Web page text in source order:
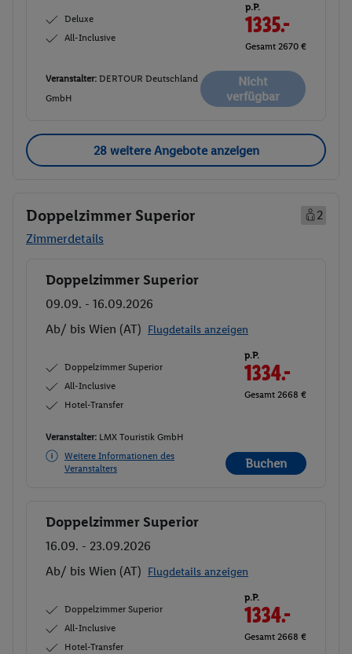
Deluxe
All-Inclusive
p.P.
1335.-
Gesamt 2670 €
Veranstalter: DERTOUR Deutschland
GmbH
Nicht
verfügbar
28 weitere Angebote anzeigen
Doppelzimmer Superior
2
Zimmerdetails
Buchen
Doppelzimmer Superior
09.09. - 16.09.2026
Ab/ bis Wien (AT) Flugdetails anzeigen
Doppelzimmer Superior
All-Inclusive
Hotel-Transfer
p.P.
1334.-
Gesamt 2668 €
Veranstalter: LMX Touristik GmbH
Weitere Informationen des
Veranstalters
Buchen
Buchen
Doppelzimmer Superior
16.09. - 23.09.2026
Ab/ bis Wien (AT) Flugdetails anzeigen
Doppelzimmer Superior
All-Inclusive
Hotel-Transfer
p.P.
1334.-
Gesamt 2668 €